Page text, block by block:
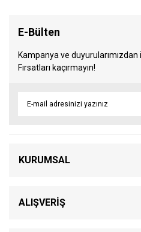
E-Bülten
Kampanya ve
Fırsatları kaçırmayın!
KURUMSAL
ALIŞVERİŞ